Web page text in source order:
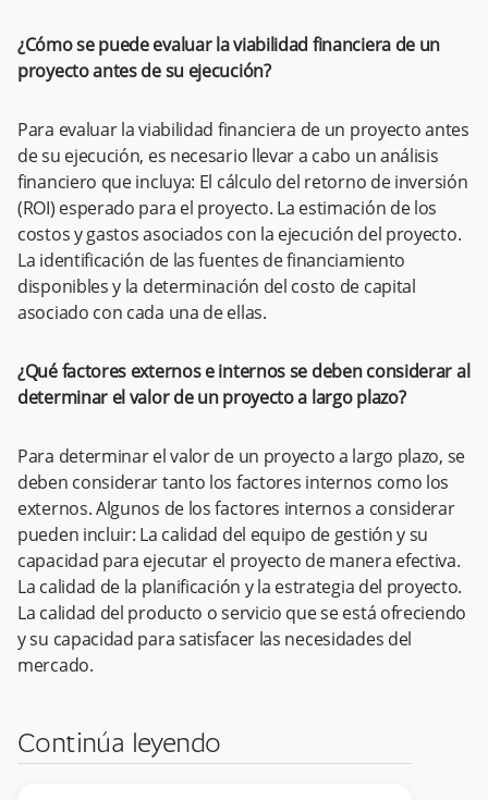
¿Cómo se puede evaluar la viabilidad financiera de un
proyecto antes de su ejecución?
Para evaluar la viabilidad financiera de un proyecto antes
de su ejecución, es necesario llevar a cabo un análisis
financiero que incluya: El cálculo del retorno de inversión
(ROI) esperado para el proyecto. La estimación de los
costos y gastos asociados con la ejecución del proyecto.
La identificación de las fuentes de financiamiento
disponibles y la determinación del costo de capital
asociado con cada una de ellas.
¿Qué factores externos e internos se deben considerar al
determinar el valor de un proyecto a largo plazo?
Para determinar el valor de un proyecto a largo plazo, se
deben considerar tanto los factores internos como los
externos. Algunos de los factores internos a considerar
pueden incluir: La calidad del equipo de gestión y su
capacidad para ejecutar el proyecto de manera efectiva.
La calidad de la planificación y la estrategia del proyecto.
La calidad del producto o servicio que se está ofreciendo
y su capacidad para satisfacer las necesidades del
mercado.
Continúa leyendo